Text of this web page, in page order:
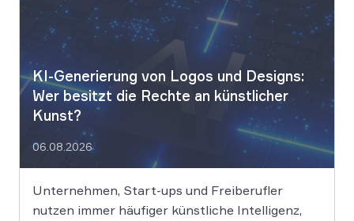
KI-Generierung von Logos und Designs:
Wer besitzt die Rechte an künstlicher
Kunst?
06.08.2026
Unternehmen, Start-ups und Freiberufler
nutzen immer häufiger künstliche Intelligenz,